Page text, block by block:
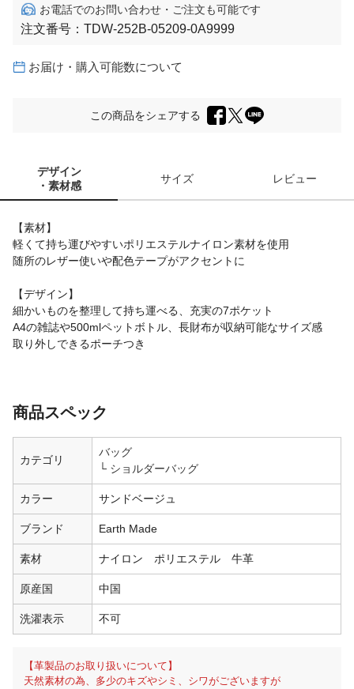
お電話でのお問い合わせ・ご注文も可能です
注文番号： TDW-252B-05209-0A9999
お届け・購入可能数について
この商品をシェアする
デザイン
・素材感
サイズ レビュー
【素材】
軽くて持ち運びやすいポリエステルナイロン素材を使用
随所のレザー使いや配色テープがアクセントに
【デザイン】
細かいものを整理して持ち運べる、充実の7ポケット
A4の雑誌や500mlペットボトル、長財布が収納可能なサイズ感
取り外しできるポーチつき
商品スペック
カテゴリ
バッグ
ショルダーバッグ
カラー サンドベージュ
ブランド Earth Made
素材 ナイロン ポリエステル 牛革
原産国 中国
洗濯表示 不可
【革製品のお取り扱いについて】
天然素材の為、多少のキズやシミ、シワがございますが